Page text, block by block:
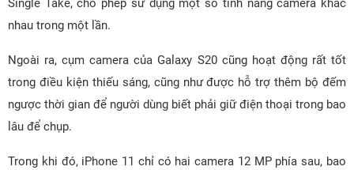
Single Take, cho phép sử dụng một số tính năng camera khác
nhau trong một lần.
Ngoài ra, cụm camera của Galaxy S20 cũng hoạt động rất tốt
trong điều kiện thiếu sáng, cũng như được hỗ trợ thêm bộ đếm
ngược thời gian để người dùng biết phải giữ điện thoại trong bao
lâu để chụp.
Trong khi đó, iPhone 11 chỉ có hai camera 12 MP phía sau, bao